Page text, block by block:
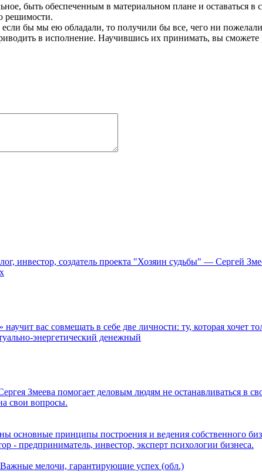
быть обеспеченным в материальном плане и оставаться в
решимости.
если бы мы ею обладали, то получили бы все, чего ни
в исполнение. Научившись их принимать, вы сможете
инвестор, создатель проекта "Хозяин судьбы" — Сергей
вас совмещать в себе две личности: ту, которая хочет
энергетический денежный
Змеева помогает деловым людям не останавливаться в
свои вопросы.
основные принципы построения и ведения собственного
- предприниматель, инвестор, эксперт психологии бизнеса.